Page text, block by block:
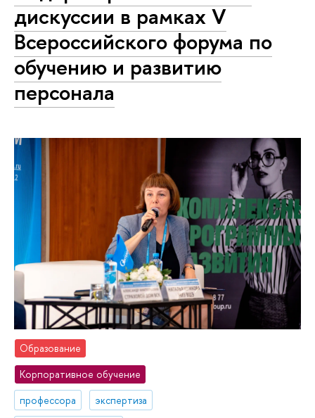
дискуссии в рамках V
Всероссийского форума по
обучению и развитию
персонала
Образование
Корпоративное обучение
профессора
экспертиза